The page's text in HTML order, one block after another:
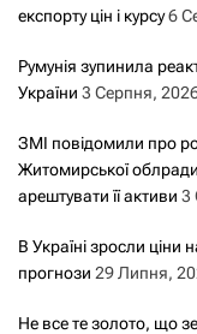
експорту цін і курсу6
Румунія зупинила
України 3 Серпня,
ЗМІ повідомили про
Житомирської
арештувати її активи 3
В Україні зросли ціни
прогнози 29 Липня,
Не все те золото, що